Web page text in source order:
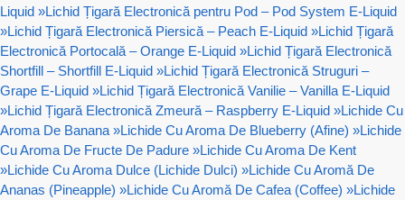
Liquid »Lichid Țigară Electronică pentru Pod – Pod System E-Liquid
»Lichid Țigară Electronică Piersică – Peach E-Liquid »Lichid Țigară
Electronică Portocală – Orange E-Liquid »Lichid Țigară Electronică
Shortfill – Shortfill E-Liquid »Lichid Țigară Electronică Struguri –
Grape E-Liquid »Lichid Țigară Electronică Vanilie – Vanilla E-Liquid
»Lichid Țigară Electronică Zmeură – Raspberry E-Liquid »Lichide Cu
Aroma De Banana »Lichide Cu Aroma De Blueberry (Afine) »Lichide
Cu Aroma De Fructe De Padure »Lichide Cu Aroma De Kent
»Lichide Cu Aroma Dulce (Lichide Dulci) »Lichide Cu Aromă De
Ananas (Pineapple) »Lichide Cu Aromă De Cafea (Coffee) »Lichide